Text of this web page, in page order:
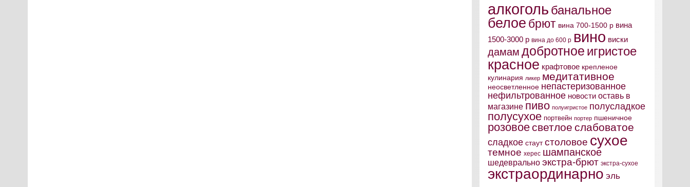
алкоголь банальное
белое брют вина 700-1500 р вина
1500-3000 р вина до 600 р вино виски
дамам добротное игристое
красное крафтовое крепленое
кулинария ликер медитативное
неосветленное непастеризованное
нефильтрованное новости оставь в
магазине пиво полуигристое полусладкое
полусухое портвейн портер пшеничное
розовоесветлое слабоватое
сладкое стаут столовое сухое
темное херес шампанское
шедеврально экстра-брют экстра-сухое
экстраординарно эль